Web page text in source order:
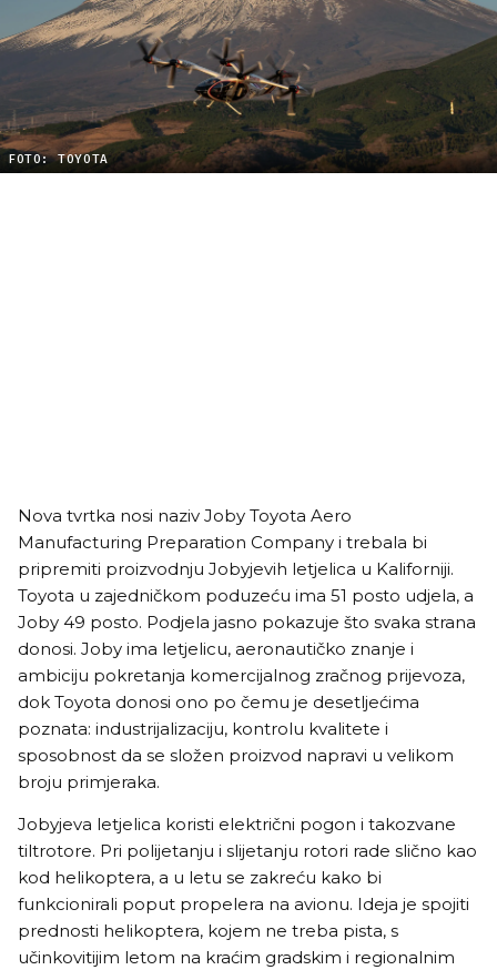
FOTO: TOYOTA
Nova tvrtka nosi naziv Joby Toyota Aero
Manufacturing Preparation Company i trebala bi
pripremiti proizvodnju Jobyjevih letjelica u Kaliforniji.
Toyota u zajedničkom poduzeću ima 51 posto udjela, a
Joby 49 posto. Podjela jasno pokazuje što svaka strana
donosi. Joby ima letjelicu, aeronautičko znanje i
ambiciju pokretanja komercijalnog zračnog prijevoza,
dok Toyota donosi ono po čemu je desetljećima
poznata: industrijalizaciju, kontrolu kvalitete i
sposobnost da se složen proizvod napravi u velikom
broju primjeraka.
Jobyjeva letjelica koristi električni pogon i takozvane
tiltrotore. Pri polijetanju i slijetanju rotori rade slično kao
kod helikoptera, a u letu se zakreću kako bi
funkcionirali poput propelera na avionu. Ideja je spojiti
prednosti helikoptera, kojem ne treba pista, s
učinkovitijim letom na kraćim gradskim i regionalnim